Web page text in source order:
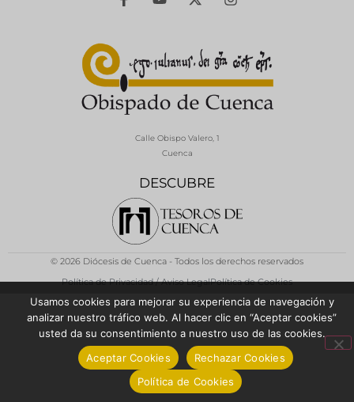
DESCUBRE
Calle Obispo Valero, 1
Cuenca
© 2026 Diócesis de Cuenca - Todos los derechos reservados
Política de Privacidad / Aviso LegalPolítica de Cookies
Usamos cookies para mejorar su experiencia de navegación y
analizar nuestro tráfico web. Al hacer clic en “Aceptar cookies”
usted da su consentimiento a nuestro uso de las cookies.
Aceptar Cookies
Rechazar Cookies
Política de Cookies